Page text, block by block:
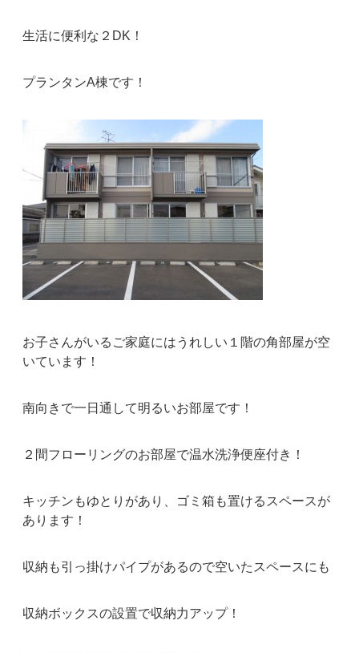
生活に便利な２DK！
プランタンA棟です！
お子さんがいるご家庭にはうれしい１階の角部屋が空
いています！
南向きで一日通して明るいお部屋です！
２間フローリングのお部屋で温水洗浄便座付き！
キッチンもゆとりがあり、ゴミ箱も置けるスペースが
あります！
収納も引っ掛けパイプがあるので空いたスペースにも
収納ボックスの設置で収納力アップ！